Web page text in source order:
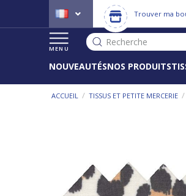
Trouver ma
MENU
Recherche
NOUVEAUTÉSNOS PRODUITS
ACCUEIL / TISSUS ET PETITE MERCERIE /